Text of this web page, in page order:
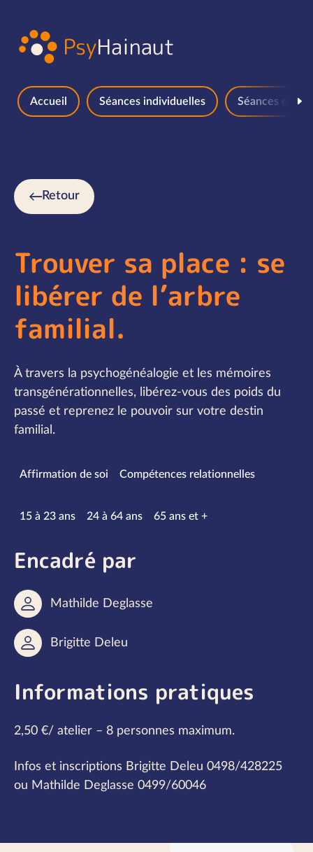
Accueil Séances individuelles Séances en
Retour
Trouver sa place : se
libérer de l’arbre
familial.
À travers la psychogénéalogie et les mémoires
transgénérationnelles, libérez-vous des poids du
passé et reprenez le pouvoir sur votre destin
familial.
Spécialités
Affirmation de soi Compétences relationnelles
Tranches d’âge
15 à 23 ans 24 à 64 ans 65 ans et +
Encadré par
Mathilde Deglasse
Brigitte Deleu
Informations pratiques
2,50 €/ atelier – 8 personnes maximum.
Infos et inscriptions Brigitte Deleu 0498/428225
ou Mathilde Deglasse 0499/60046